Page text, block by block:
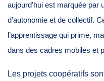
aujourd’hui est marquée
d’autonomie et de collectif.
l’apprentissage qui prime,
dans des cadres mobiles et
Les projets coopératifs